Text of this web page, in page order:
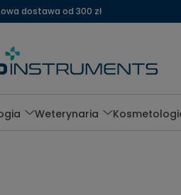
dostawa od 300 zł
Weterynaria